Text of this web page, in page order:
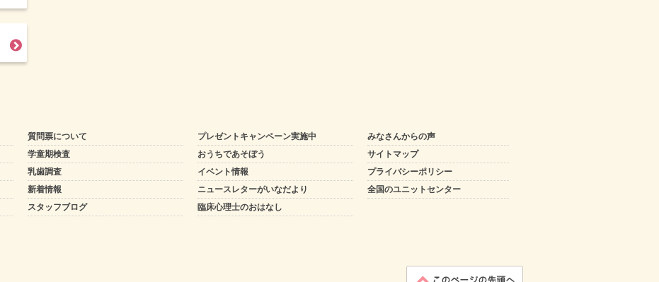
質問票について
学童期検査
乳歯調査
新着情報
スタッフブログ
プレゼントキャンペーン実施中
おうちであそぼう
イベント情報
ニュースレターがいなだより
臨床心理士のおはなし
みなさんからの声
サイトマップ
プライバシーポリシー
全国のユニットセンター